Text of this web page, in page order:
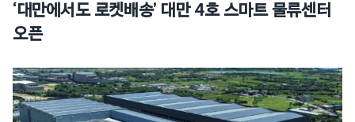
‘대만에서도 로켓배송’ 대만 4호 스마트 물류센터
오픈